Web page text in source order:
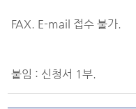
FAX. E-mail 접수 불가.
붙임 : 신청서 1부.